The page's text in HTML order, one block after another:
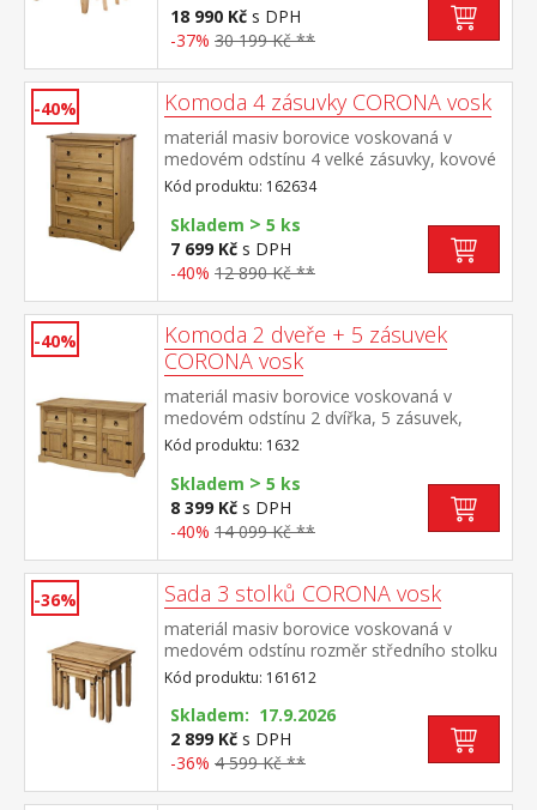
50 × 107 cm součást sestavy Corona
18 990 Kč s DPH
-37% 30 199 Kč **
-40% Komoda 4 zásuvky CORONA vosk
materiál masiv borovice voskovaná v
medovém odstínu 4 velké zásuvky, kovové
ozdobné úchytky součást sestavy Corona
Kód produktu: 162634
Skladem > 5 ks
7 699 Kč s DPH
-40% 12 890 Kč **
-40%
Komoda 2 dveře + 5 zásuvek
CORONA vosk
materiál masiv borovice voskovaná v
medovém odstínu 2 dvířka, 5 zásuvek,
kovové ozdobné úchytky možno doplnit
nástavcem Corona 16465 součást sestavy
Corona
Kód produktu: 1632
Skladem > 5 ks
8 399 Kč s DPH
-40% 14 099 Kč **
-36% Sada 3 stolků CORONA vosk
materiál masiv borovice voskovaná v
medovém odstínu rozměr středního stolku
(š/h/v) 52 × 37 × 47 cm rozměr nejmenšího
stolku (š/h/v) 38 × 32 × 40 cm součást
sestavy Corona
Kód produktu: 161612
Skladem: 17.9.2026
2 899 Kč s DPH
-36% 4 599 Kč **